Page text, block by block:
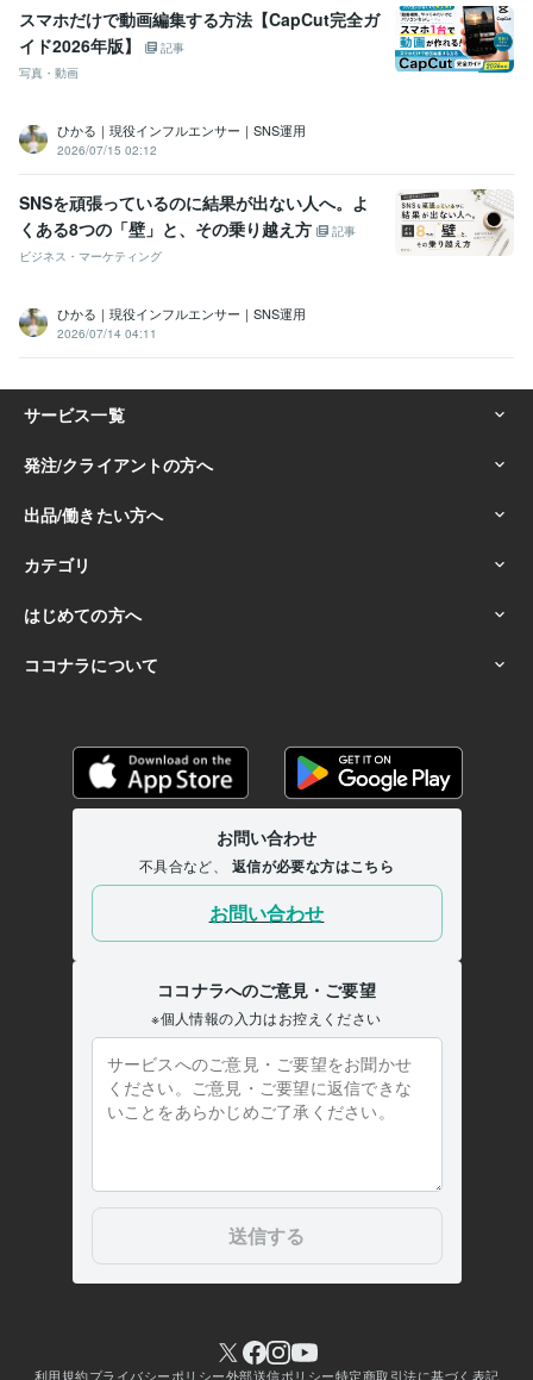
スマホだけで動画編集する方法【CapCut完全ガ
イド2026年版】
記事
写真・動画
ひかる｜現役インフルエンサー｜SNS運用
2026/07/15 02:12
SNSを頑張っているのに結果が出ない人へ。よ
くある8つの「壁」と、その乗り越え方
記事
ビジネス・マーケティング
ひかる｜現役インフルエンサー｜SNS運用
2026/07/14 04:11